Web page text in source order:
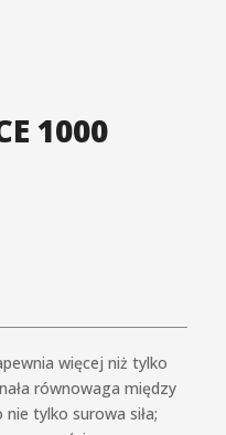
1000
więcej niż tylko
równowaga między
tylko surowa siła;